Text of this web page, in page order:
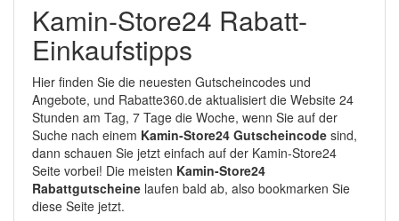
Kamin-Store24 Rabatt-
Einkaufstipps
Hier finden Sie die neuesten Gutscheincodes und
Angebote, und Rabatte360.de aktualisiert die Website 24
Stunden am Tag, 7 Tage die Woche, wenn Sie auf der
Suche nach einem Kamin-Store24 Gutscheincode sind,
dann schauen Sie jetzt einfach auf der Kamin-Store24
Seite vorbei! Die meisten Kamin-Store24
Rabattgutscheine laufen bald ab, also bookmarken Sie
diese Seite jetzt.